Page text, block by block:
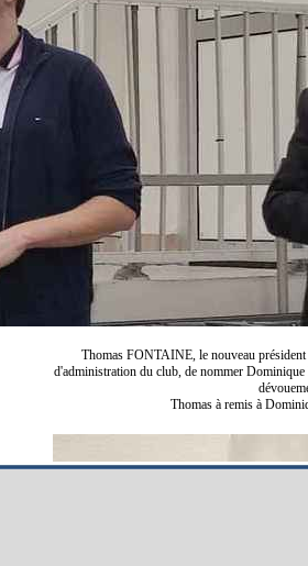
Thomas FONTAINE, le nouveau
d'administration du club, de nommer
Thomas à remis à